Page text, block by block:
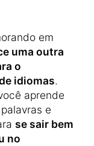
em
uma outra
o
idiomas.
aprende
e
se sair bem
no